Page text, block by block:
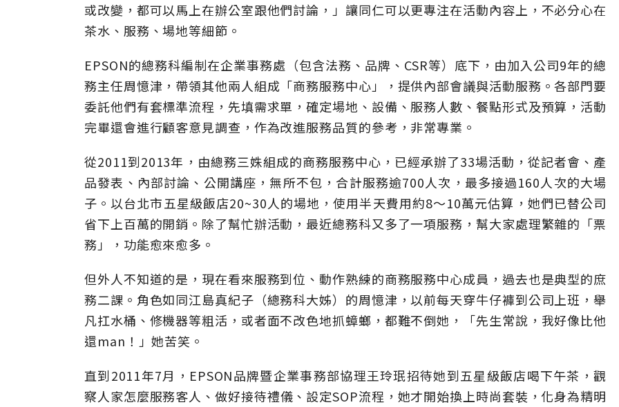
或改變，都可以馬上在辦公室跟他們討論，」讓同仁可以更專注在活動內容上，不必分心在
茶水、服務、場地等細節。
EPSON的總務科編制在企業事務處（包含法務、品牌、CSR等）底下，由加入公司9年的總
務主任周憶津，帶領其他兩人組成「商務服務中心」，提供內部會議與活動服務。各部門要
委託他們有套標準流程，先填需求單，確定場地、設備、服務人數、餐點形式及預算，活動
完畢還會進行顧客意見調查，作為改進服務品質的參考，非常專業。
從2011到2013年，由總務三姝組成的商務服務中心，已經承辦了33場活動，從記者會、產
品發表、內部討論、公開講座，無所不包，合計服務逾700人次，最多接過160人次的大場
子。以台北市五星級飯店20~30人的場地，使用半天費用約8～10萬元估算，她們已替公司
省下上百萬的開銷。除了幫忙辦活動，最近總務科又多了一項服務，幫大家處理繁雜的「票
務」，功能愈來愈多。
但外人不知道的是，現在看來服務到位、動作熟練的商務服務中心成員，過去也是典型的庶
務二課。角色如同江島真紀子（總務科大姊）的周憶津，以前每天穿牛仔褲到公司上班，舉
凡扛水桶、修機器等粗活，或者面不改色地抓蟑螂，都難不倒她，「先生常說，我好像比他
還man！」她苦笑。
直到2011年7月，EPSON品牌暨企業事務部協理王玲珉招待她到五星級飯店喝下午茶，觀
察人家怎麼服務客人、做好接待禮儀、設定SOP流程，她才開始換上時尚套裝，化身為精明